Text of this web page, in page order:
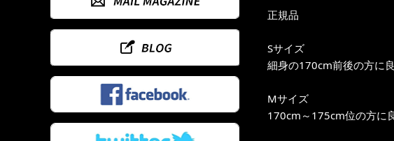
正規品
Sサイズ
細身の170cm前後の方に
Mサイズ
170cm～175cm位の方に